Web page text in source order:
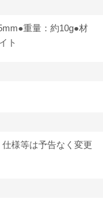
重量：約10g●材
ト
様等は予告なく変更